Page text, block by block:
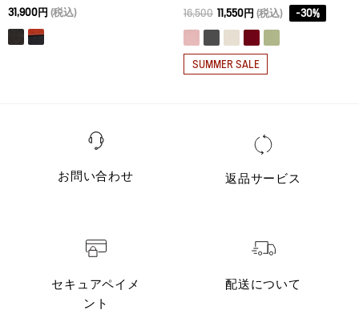
31,900円 (税込)
16,500 11,550円 (税込) -30%
SUMMER SALE
お問い合わせ 返品サービス
セキュアペイメ
ント
配送について